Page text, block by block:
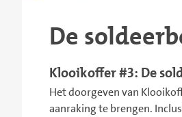
De
Klooikoffer #3: De
Het doorgeven van
aanraking te brengen.